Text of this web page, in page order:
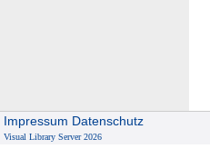
Impressum Datenschutz
Visual Library Server 2026